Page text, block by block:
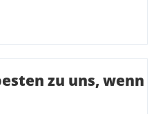
zu uns, wenn